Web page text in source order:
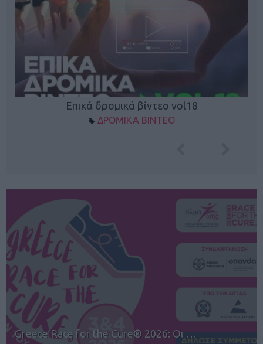
Επικά δρομικά βίντεο vol18
ΔΡΟΜΙΚΑ ΒΙΝΤΕΟ
12ος TUI Rhodes Marathon: Άνοιγμα ε…